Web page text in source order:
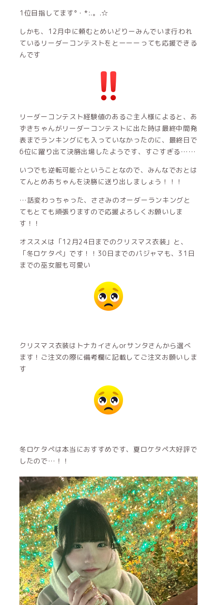
1位目指してます°・*:.。.☆
しかも、12月中に頼むとめいどりーみんでいま行われ
ているリーダーコンテストをとーーーっても応援できる
んです
リーダーコンテスト経験値のあるご主人様によると、あ
ずきちゃんがリーダーコンテストに出た時は最終中間発
表までランキングにも入っていなかったのに、最終日で
6位に躍り出て決勝出場したようです、すごすぎる……
いつでも逆転可能☆ということなので、みんなでおとは
てんとめあちゃんを決勝に送り出しましょう！！！
…話変わっちゃった、ささみのオーダーランキングと
てもとても頑張りますので応援よろしくお願いしま
す！！
オススメは「12月24日までのクリスマス衣装」と、
「冬ロケタペ」です！！30日までのパジャマも、31日
までの巫女服も可愛い
クリスマス衣装はトナカイさんorサンタさんから選べ
ます！ご注文の際に備考欄に記載してご注文お願いしま
す
冬ロケタペは本当におすすめです、夏ロケタペ大好評で
したので…！！